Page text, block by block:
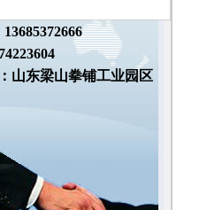
山东梁山拳铺工业园区